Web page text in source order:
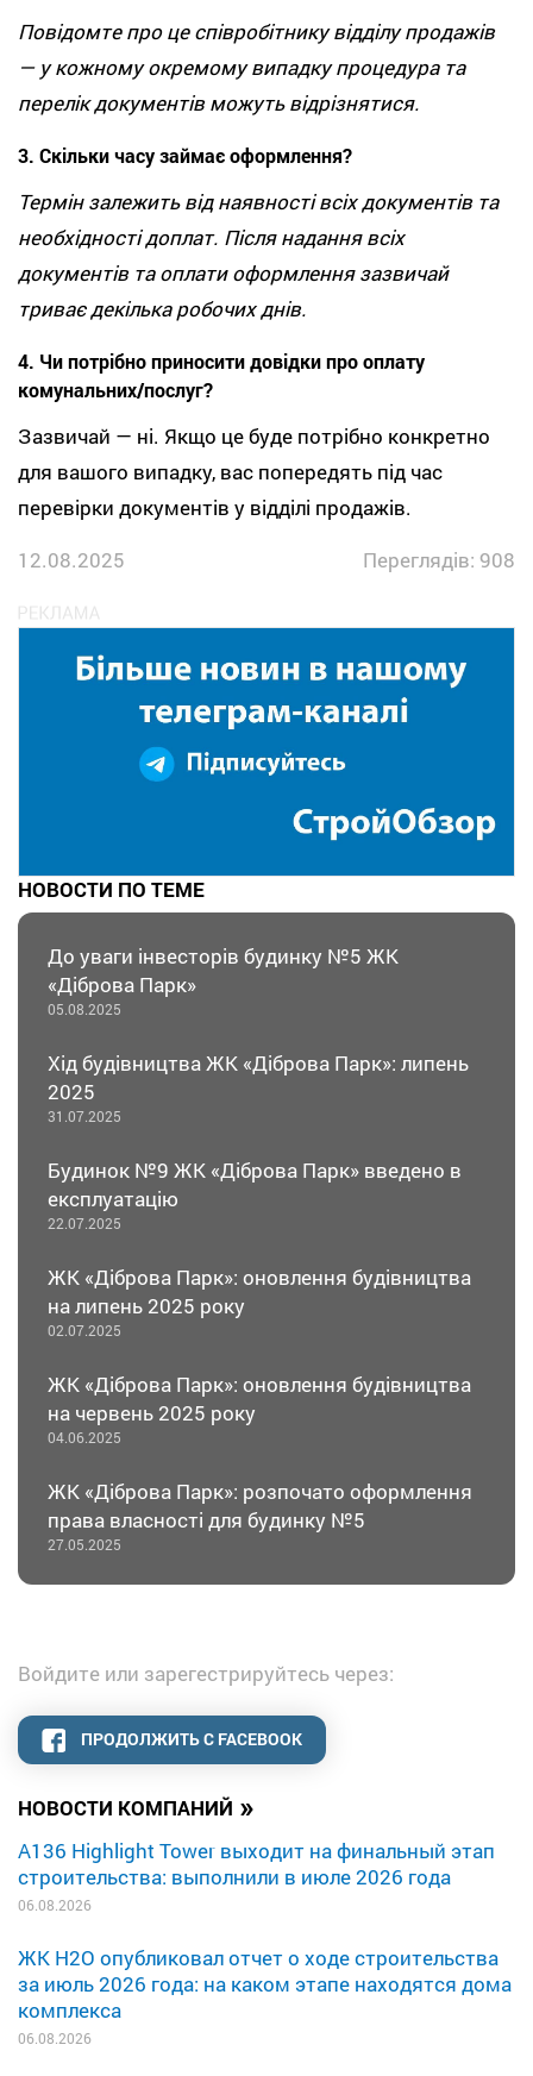
НОВОСТИ КОМПАНИЙ »
A136 Highlight Tower выходит на финальный этап
строительства: выполнили в июле 2026 года
06.08.2026
ЖК H2O опубликовал отчет о ходе строительства
за июль 2026 года: на каком этапе находятся дома
комплекса
06.08.2026
Повідомте про це співробітнику відділу продажів
— у кожному окремому випадку процедура та
перелік документів можуть відрізнятися.
3. Скільки часу займає оформлення?
Термін залежить від наявності всіх документів та
необхідності доплат. Після надання всіх
документів та оплати оформлення зазвичай
триває декілька робочих днів.
4. Чи потрібно приносити довідки про оплату
комунальних/послуг?
Зазвичай — ні. Якщо це буде потрібно конкретно
для вашого випадку, вас попередять під час
перевірки документів у відділі продажів.
12.08.2025
Переглядів: 908
НОВОСТИ ПО ТЕМЕ
До уваги інвесторів будинку №5 ЖК
«Діброва Парк»
05.08.2025
Хід будівництва ЖК «Діброва Парк»: липень
2025
31.07.2025
Будинок №9 ЖК «Діброва Парк» введено в
експлуатацію
22.07.2025
ЖК «Діброва Парк»: оновлення будівництва
на липень 2025 року
02.07.2025
ЖК «Діброва Парк»: оновлення будівництва
на червень 2025 року
04.06.2025
ЖК «Діброва Парк»: розпочато оформлення
права власності для будинку №5
27.05.2025
Войдите или зарегестрируйтесь через:
ПРОДОЛЖИТЬ С FACEBOOK